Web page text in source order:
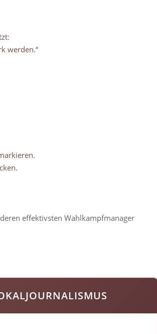
werden.“
effektivsten Wahlkampfmanager